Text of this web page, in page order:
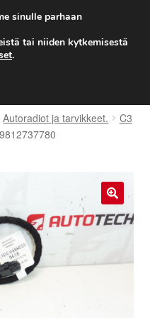
7 EUR
Autoradiot ja tarvikkeet.
C3
🔍
sinulle parhaan
tai niiden kytkemisestä
.